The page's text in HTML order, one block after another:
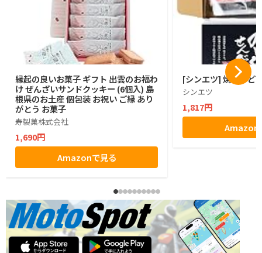
縁起の良いお菓子 ギフト 出雲のお福わ
け ぜんざいサンドクッキー (6個入) 島
根県のお土産 個包装 お祝い ご縁 あり
がとう お菓子
寿製菓株式会社
1,690円
Amazonで見る
[シンエツ] 焼きのど
シンエツ
1,817円
Amazon